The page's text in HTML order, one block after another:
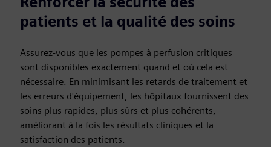
patients et la qualité des soins
Assurez-vous que les pompes à perfusion critiques
sont disponibles exactement quand et où cela est
nécessaire. En minimisant les retards de traitement et
les erreurs d'équipement, les hôpitaux fournissent des
soins plus rapides, plus sûrs et plus cohérents,
améliorant à la fois les résultats cliniques et la
satisfaction des patients.